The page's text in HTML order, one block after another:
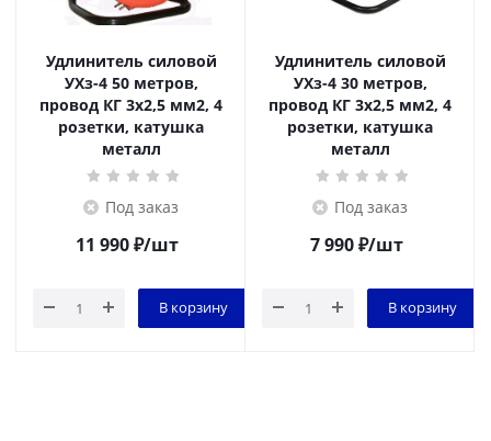
Удлинитель силовой
УХз-4 50 метров,
провод КГ 3х2,5 мм2, 4
розетки, катушка
металл
Под заказ
11 990₽/шт
В корзину
Удлинитель силовой
УХз-4 30 метров,
провод КГ 3х2,5 мм2, 4
розетки, катушка
металл
Под заказ
7 990₽/шт
В корзину